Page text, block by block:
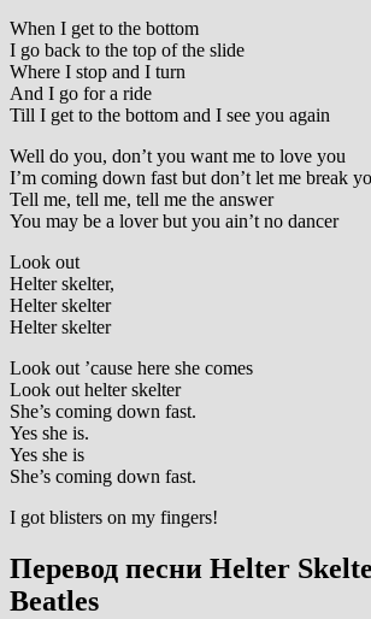
When I get to the bottom
I go back to the top of the slide
Where I stop and I turn
And I go for a ride
Till I get to the bottom and I see you again
Well do you, don’t you want me to love you
I’m coming down fast but don’t let me break
Tell me, tell me, tell me the answer
You may be a lover but you ain’t no dancer
Look out
Helter skelter,
Helter skelter
Helter skelter
Look out ’cause here she comes
Look out helter skelter
She’s coming down fast.
Yes she is.
Yes she is
She’s coming down fast.
I got blisters on my fingers!
Перевод песни Helter
Beatles